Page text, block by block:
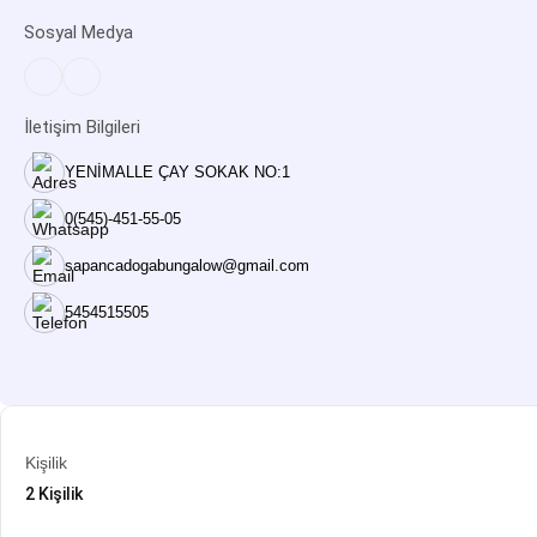
Sosyal Medya
İletişim Bilgileri
YENİMALLE ÇAY SOKAK NO:1
0(545)-451-55-05
sapancadogabungalow@gmail.com
5454515505
Kişilik
2 Kişilik